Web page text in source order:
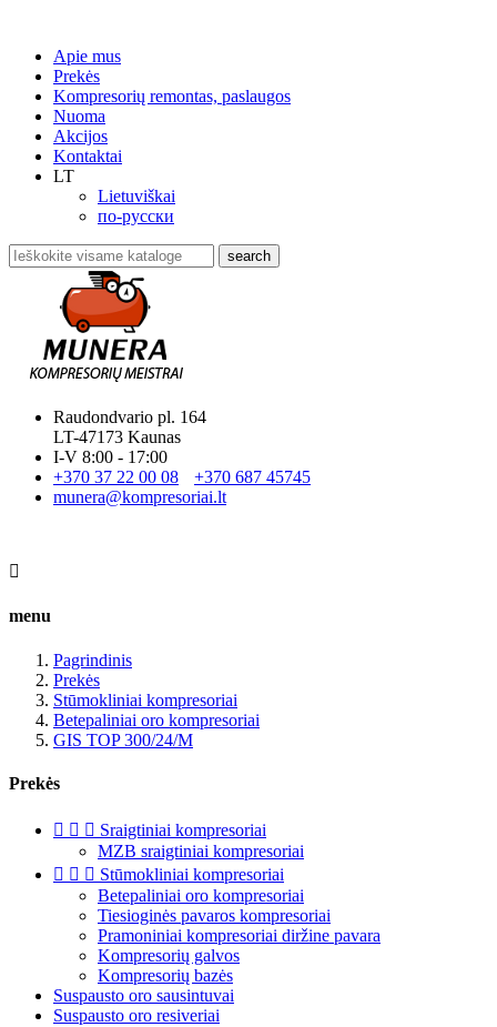
Apie mus
Prekės
Kompresorių remontas, paslaugos
Nuoma
Akcijos
Kontaktai
LT
Lietuviškai
по-русски
search
Raudondvario pl. 164
LT-47173 Kaunas
I-V 8:00 - 17:00
+370 37 22 00 08
+370 687 45745
munera@kompresoriai.lt

menu
Pagrindinis
Prekės
Stūmokliniai kompresoriai
Betepaliniai oro kompresoriai
GIS TOP 300/24/M
Prekės
   Sraigtiniai kompresoriai
MZB sraigtiniai kompresoriai
   Stūmokliniai kompresoriai
Betepaliniai oro kompresoriai
Tiesioginės pavaros kompresoriai
Pramoniniai kompresoriai diržine pavara
Kompresorių galvos
Kompresorių bazės
Suspausto oro sausintuvai
Suspausto oro resiveriai